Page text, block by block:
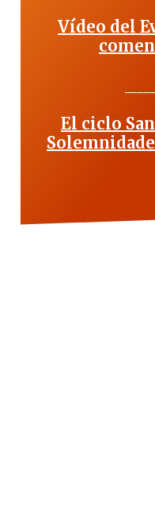
Vídeo del
El ciclo